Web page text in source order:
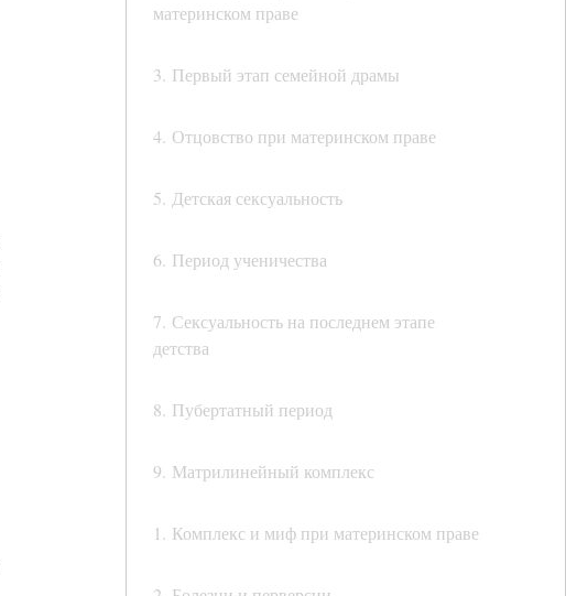
материнском праве
3. Первый этап семейной драмы
4. Отцовство при материнском праве
5. Детская сексуальность
6. Период ученичества
7. Сексуальность на последнем этапе
детства
8. Пубертатный период
9. Матрилинейный комплекс
1. Комплекс и миф при материнском праве